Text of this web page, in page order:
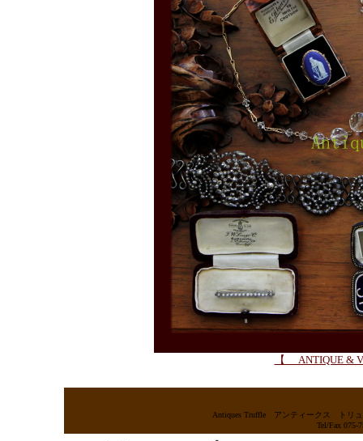
【 ANTIQUE &
Antiques Truffle アンティークス ト
Tel/Fax